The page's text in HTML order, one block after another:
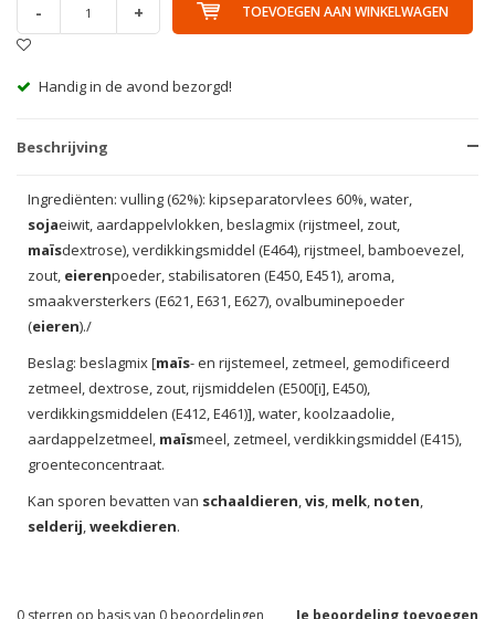
- + TOEVOEGEN AAN WINKELWAGEN
Handig in de avond bezorgd!
Beschrijving
Ingrediënten: vulling (62%): kipseparatorvlees 60%, water,
sojaeiwit, aardappelvlokken, beslagmix (rijstmeel, zout,
maïsdextrose), verdikkingsmiddel (E464), rijstmeel, bamboevezel,
zout, eierenpoeder, stabilisatoren (E450, E451), aroma,
smaakversterkers (E621, E631, E627), ovalbuminepoeder
(eieren)./
Beslag: beslagmix [maïs- en rijstemeel, zetmeel, gemodificeerd
zetmeel, dextrose, zout, rijsmiddelen (E500[i], E450),
verdikkingsmiddelen (E412, E461)], water, koolzaadolie,
aardappelzetmeel, maïsmeel, zetmeel, verdikkingsmiddel (E415),
groenteconcentraat.
Kan sporen bevatten van schaaldieren,vis, melk, noten,
selderij,weekdieren.
Je beoordeling toevoegen
0 sterren op basis van 0 beoordelingen